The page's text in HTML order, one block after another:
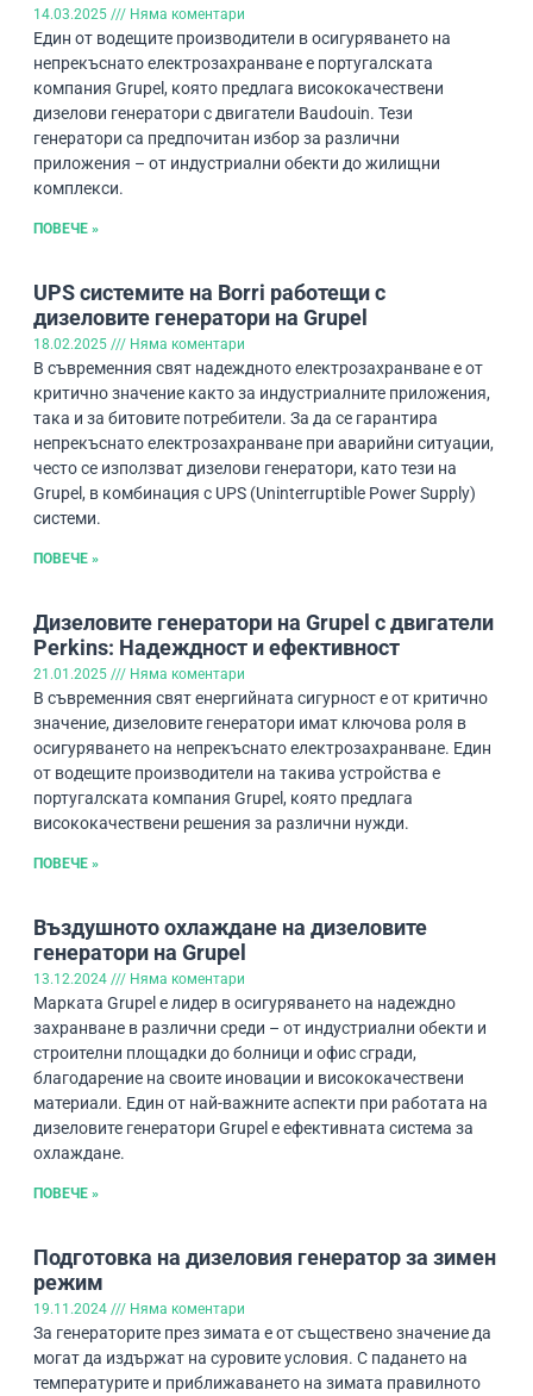
14.03.2025 Няма коментари
Един от водещите производители в осигуряването на
непрекъснато електрозахранване е португалската
компания Grupel, която предлага висококачествени
дизелови генератори с двигатели Baudouin. Тези
генератори са предпочитан избор за различни
приложения – от индустриални обекти до жилищни
комплекси.
ПОВЕЧЕ »
UPS системите на Borri работещи с
дизеловите генератори на Grupel
18.02.2025 Няма коментари
В съвременния свят надеждното електрозахранване е от
критично значение както за индустриалните приложения,
така и за битовите потребители. За да се гарантира
непрекъснато електрозахранване при аварийни ситуации,
често се използват дизелови генератори, като тези на
Grupel, в комбинация с UPS (Uninterruptible Power Supply)
системи.
ПОВЕЧЕ »
Дизеловите генератори на Grupel с двигатели
Perkins: Надеждност и ефективност
21.01.2025 Няма коментари
В съвременния свят енергийната сигурност е от критично
значение, дизеловите генератори имат ключова роля в
осигуряването на непрекъснато електрозахранване. Един
от водещите производители на такива устройства е
португалската компания Grupel, която предлага
висококачествени решения за различни нужди.
ПОВЕЧЕ »
Въздушното охлаждане на дизеловите
генератори на Grupel
13.12.2024 Няма коментари
Марката Grupel е лидер в осигуряването на надеждно
захранване в различни среди – от индустриални обекти и
строителни площадки до болници и офис сгради,
благодарение на своите иновации и висококачествени
материали. Един от най-важните аспекти при работата на
дизеловите генератори Grupel е ефективната система за
охлаждане.
ПОВЕЧЕ »
Подготовка на дизеловия генератор за зимен
режим
19.11.2024 Няма коментари
За генераторите през зимата е от съществено значение да
могат да издържат на суровите условия. С падането на
температурите и приближаването на зимата правилното